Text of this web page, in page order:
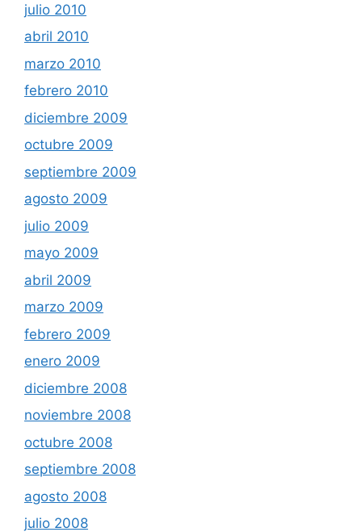
julio 2010
abril 2010
marzo 2010
febrero 2010
diciembre 2009
octubre 2009
septiembre 2009
agosto 2009
julio 2009
mayo 2009
abril 2009
marzo 2009
febrero 2009
enero 2009
diciembre 2008
noviembre 2008
octubre 2008
septiembre 2008
agosto 2008
julio 2008